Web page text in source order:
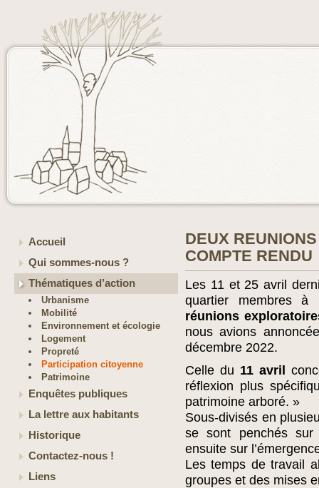
Accueil
Qui sommes-nous ?
Thématiques d’action
Urbanisme
Mobilité
Environnement et écologie
Logement
Propreté
Participation citoyenne
Patrimoine
Enquêtes publiques
La lettre aux habitants
Historique
Contactez-nous !
Liens
DEUX
COMPTE RENDU
Les 11 et 25 avril
quartier membres
réunions
nous avions
décembre 2022.
Celle du 11 avril
réflexion plus
patrimoine arboré. »
Sous-divisés en
se sont penchés sur
ensuite sur
Les temps de travail
groupes et des mises